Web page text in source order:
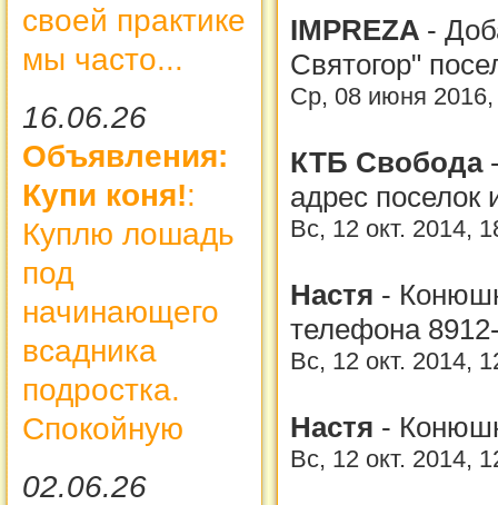
своей практике
мы часто...
16.06.26
Объявления:
Купи коня!:
Куплю лошадь
под
начинающего
всадника
подростка.
Спокойную
02.06.26
IMPREZA -
Святогор"
Ср, 08 июня
КТБ Свобода
адрес поселок
Вс, 12 окт. 2014,
Настя -
телефона
Вс, 12 окт. 2014,
Настя -
Вс, 12 окт. 2014,